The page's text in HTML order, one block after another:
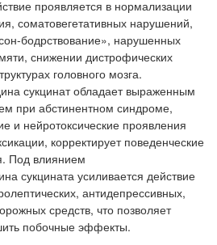
проявляется в нормализации
соматовегетативных нарушений,
бодрствование», нарушенных
снижении дистрофических
головного мозга.
сукцинат обладает выраженным
при абстинентном синдроме,
и нейротоксические проявления
корректирует поведенческие
Под влиянием
сукцината усиливается действие
антидепрессивных,
средств, что позволяет
побочные эффекты.